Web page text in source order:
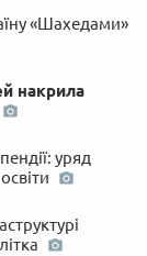
«Шахедами»
накрила
уряд